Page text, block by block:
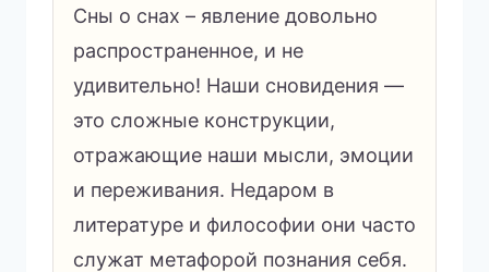
Сны о снах – явление довольно
распространенное, и не
удивительно! Наши сновидения —
это сложные конструкции,
отражающие наши мысли, эмоции
и переживания. Недаром в
литературе и философии они часто
служат метафорой познания себя.